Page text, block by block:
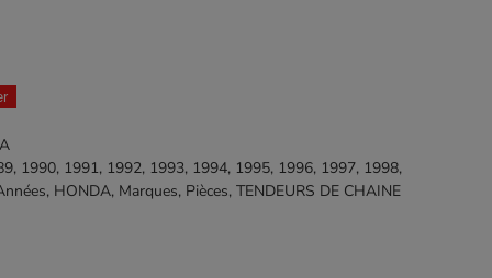
, 1990, 1991, 1992, 1993, 1994, 1995, 1996, 1997, 1998,
, HONDA, Marques, Pièces, TENDEURS DE CHAINE